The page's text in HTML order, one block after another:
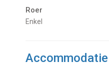
Roer
Enkel
Accommodatie